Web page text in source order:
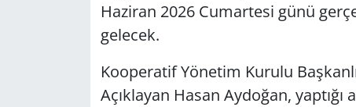
Haziran 2026 Cumartesi günü
gelecek.
Kooperatif Yönetim Kurulu
Açıklayan Hasan Aydoğan,